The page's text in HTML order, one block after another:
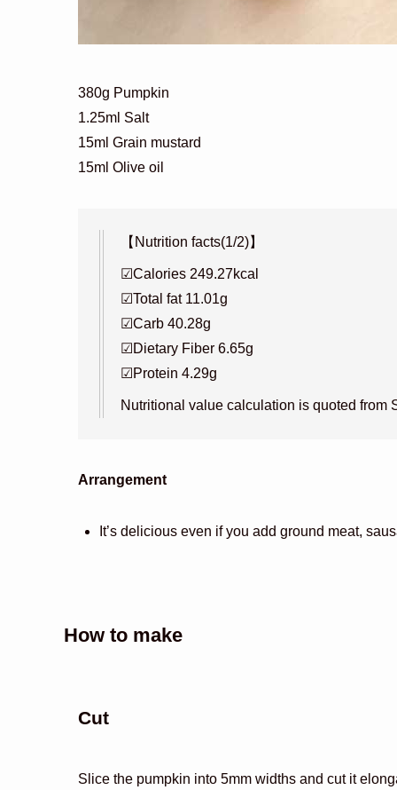
380g Pumpkin
1.25ml Salt
15ml Grain mustard
15ml Olive oil
【Nutrition facts(1/2)】
☑︎Calories 249.27kcal
☑︎Total fat 11.01g
☑︎Carb 40.28g
☑︎Dietary Fiber 6.65g
☑︎Protein 4.29g
Nutritional value calculation is quoted from
Arrangement
It’s delicious even if you add ground meat,
How to make
Cut
Slice the pumpkin into 5mm widths and cut it